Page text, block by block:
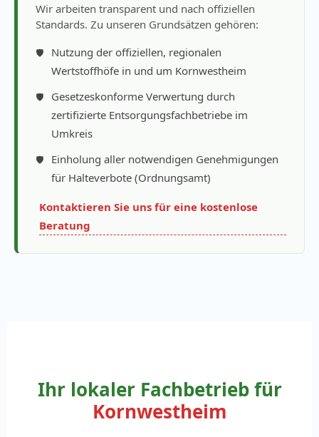
Wir arbeiten transparent und nach offiziellen
Standards. Zu unseren Grundsätzen gehören:
Nutzung der offiziellen, regionalen
Wertstoffhöfe in und um Kornwestheim
Gesetzeskonforme Verwertung durch
zertifizierte Entsorgungsfachbetriebe im
Umkreis
Einholung aller notwendigen Genehmigungen
für Halteverbote (Ordnungsamt)
Kontaktieren Sie uns für eine kostenlose
Beratung
Ihr lokaler Fachbetrieb für
Kornwestheim